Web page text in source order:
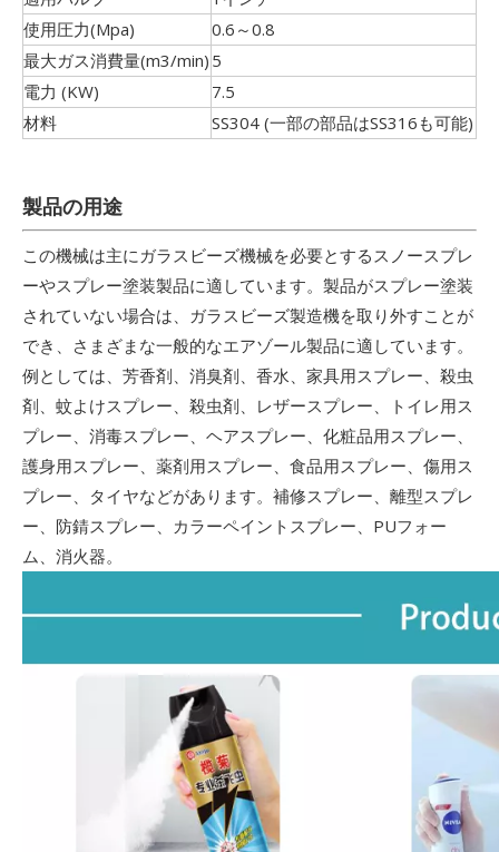
使用圧力(Mpa)
0.6～0.8
最大ガス消費量(m3/min) 5
電力 (KW)
7.5
材料
SS304 (一部の部品はSS316も可能)
製品の用途
この機械は主にガラスビーズ機械を必要とするスノースプレ
ーやスプレー塗装製品に適しています。製品がスプレー塗装
されていない場合は、ガラスビーズ製造機を取り外すことが
でき、さまざまな一般的なエアゾール製品に適しています。
例としては、芳香剤、消臭剤、香水、家具用スプレー、殺虫
剤、蚊よけスプレー、殺虫剤、レザースプレー、トイレ用ス
プレー、消毒スプレー、ヘアスプレー、化粧品用スプレー、
護身用スプレー、薬剤用スプレー、食品用スプレー、傷用ス
プレー、タイヤなどがあります。補修スプレー、離型スプレ
ー、防錆スプレー、カラーペイントスプレー、PUフォー
ム、消火器。